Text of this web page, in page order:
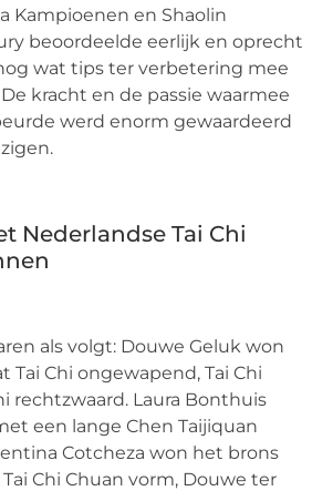
Kampioenen en Shaolin
beoordeelde eerlijk en oprecht
wat tips ter verbetering mee
kracht en de passie waarmee
werd enorm gewaardeerd
Nederlandse Tai Chi
als volgt: Douwe Geluk won
Tai Chi ongewapend, Tai Chi
rechtzwaard. Laura Bonthuis
een lange Chen Taijiquan
Cotcheza won het brons
Chi Chuan vorm, Douwe ter